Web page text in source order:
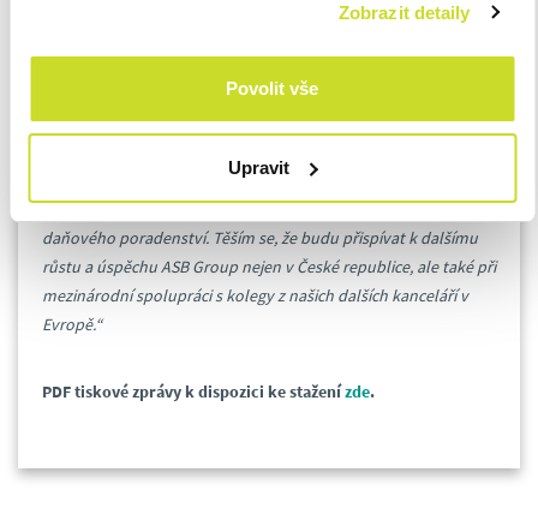
Zobrazit detaily
Povolit vše
Upravit
daňového ředitele v ASB. Tato pozice představuje
zapojil do nových a náročných projektů, které nám umožní
dále zvyšovat hodnotu služeb, jež poskytujeme našim
složitém prostředí daňového systému a zajištění toho, aby naši
klienti dostávali co nejefektivnější a nejstrategičtější služby
daňového poradenství. Těším se, že budu přispívat k dalšímu
růstu a úspěchu ASB Group nejen v České republice, ale také při
mezinárodní spolupráci s kolegy z našich dalších kanceláří v
Evropě.“
PDF tiskové zprávy k dispozici ke staženízde.